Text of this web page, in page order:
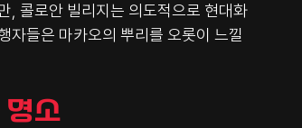
, 콜로안 빌리지는 의도적으로 현대화
자들은 마카오의 뿌리를 오롯이 느낄
소